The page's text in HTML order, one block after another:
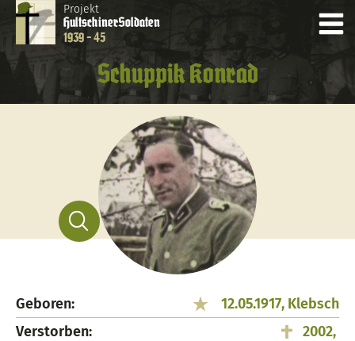
Projekt
HultschinerSoldaten
1939 - 45
Schuppik Konrad
Geboren:
12.05.1917, Klebsch
Verstorben:
2002,